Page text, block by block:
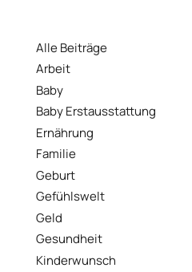
Alle Beiträge
Arbeit
Baby
Baby Erstausstattung
Ernährung
Familie
Geburt
Gefühlswelt
Geld
Gesundheit
Kinderwunsch